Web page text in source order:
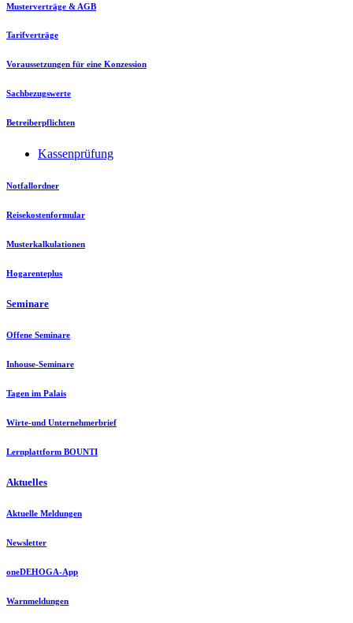
Musterverträge & AGB
Tarifverträge
Voraussetzungen für eine Konzession
Sachbezugswerte
Betreiberpflichten
Kassenprüfung
Notfallordner
Reisekostenformular
Musterkalkulationen
Hogarenteplus
Seminare
Offene Seminare
Inhouse-Seminare
Tagen im Palais
Wirte-und Unternehmerbrief
Lernplattform BOUNTI
Aktuelles
Aktuelle Meldungen
Newsletter
oneDEHOGA-App
Warnmeldungen